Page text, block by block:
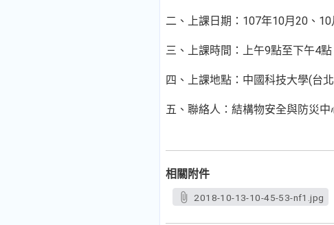
二、上課日期：107年10月20、
三、上課時間：上午9點至下午4點
四、上課地點：中國科技大學(台
五、聯絡人：結構物安全與防災
相關附件
2018-10-13-10-45-53-nf1.jpg